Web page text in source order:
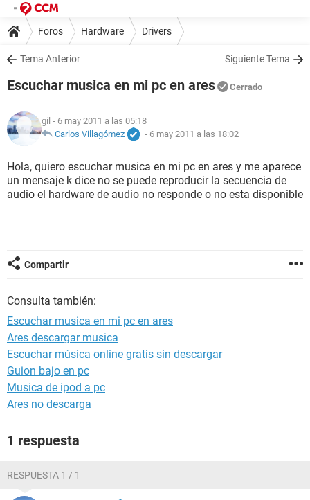
Foros Hardware Drivers
Tema Anterior Siguiente Tema
Escuchar musica en mi pc en ares Cerrado
gil - 6 may 2011 a las 05:18
Carlos Villagómez
- 6 may 2011 a las 18:02
Hola, quiero escuchar musica en mi pc en ares y me aparece
un mensaje k dice no se puede reproducir la secuencia de
audio el hardware de audio no responde o no esta disponible
Compartir
Consulta también:
Escuchar musica en mi pc en ares
Ares descargar musica
Escuchar música online gratis sin descargar
Guion bajo en pc
Musica de ipod a pc
Ares no descarga
1 respuesta
RESPUESTA 1 / 1